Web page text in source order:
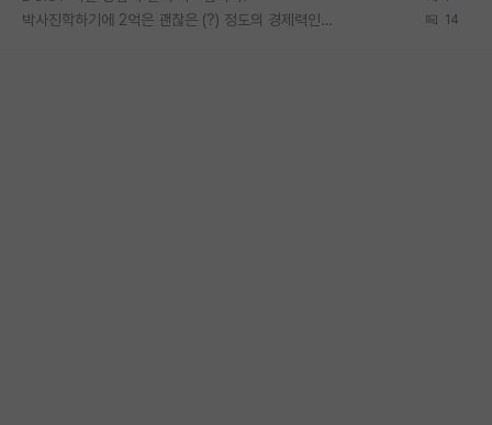
박사진학하기에 2억은 괜찮은 (?) 정도의 경제력인가요 14